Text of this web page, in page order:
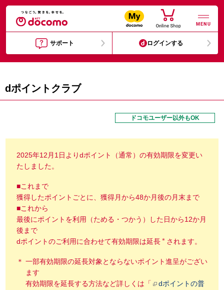
MENU
サポート ログインする
dポイントクラブ
ドコモユーザー以外もOK
2025年12月1日よりdポイント（通常）の有効期限を変更い
たしました。
■これまで
獲得したポイントごとに、獲得月から48か月後の月末まで
■これから
最後にポイントを利用（ためる・つかう）した日から12か月
後まで
dポイントのご利用に合わせて有効期限は延長 ＊ されます。
一部有効期限の延長対象とならないポイント進呈がござい
ます
有効期限を延長する方法など詳しくは「
dポイントの普